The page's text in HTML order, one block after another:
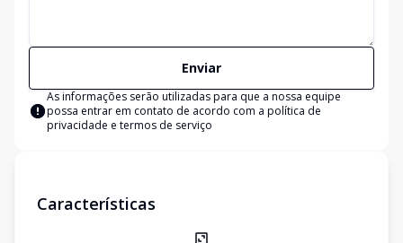
Enviar
As informações serão utilizadas para que a nossa equipe
possa entrar em contato de acordo com a política de
privacidade e termos de serviço
Características